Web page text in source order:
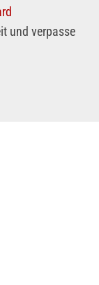
und verpasse